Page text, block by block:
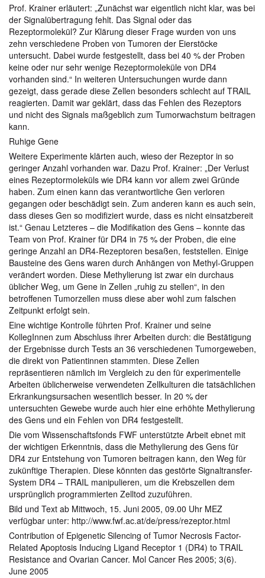
Prof. Krainer erläutert: „Zunächst war eigentlich nicht klar, was bei
der Signalübertragung fehlt. Das Signal oder das
Rezeptormolekül? Zur Klärung dieser Frage wurden von uns
zehn verschiedene Proben von Tumoren der Eierstöcke
untersucht. Dabei wurde festgestellt, dass bei 40 % der Proben
keine oder nur sehr wenige Rezeptormoleküle von DR4
vorhanden sind.“ In weiteren Untersuchungen wurde dann
gezeigt, dass gerade diese Zellen besonders schlecht auf TRAIL
reagierten. Damit war geklärt, dass das Fehlen des Rezeptors
und nicht des Signals maßgeblich zum Tumorwachstum beitragen
kann.
Ruhige Gene
Weitere Experimente klärten auch, wieso der Rezeptor in so
geringer Anzahl vorhanden war. Dazu Prof. Krainer: „Der Verlust
eines Rezeptormoleküls wie DR4 kann vor allem zwei Gründe
haben. Zum einen kann das verantwortliche Gen verloren
gegangen oder beschädigt sein. Zum anderen kann es auch sein,
dass dieses Gen so modifiziert wurde, dass es nicht einsatzbereit
ist.“ Genau Letzteres – die Modifikation des Gens – konnte das
Team von Prof. Krainer für DR4 in 75 % der Proben, die eine
geringe Anzahl an DR4-Rezeptoren besaßen, feststellen. Einige
Bausteine des Gens waren durch Anhängen von Methyl-Gruppen
verändert worden. Diese Methylierung ist zwar ein durchaus
üblicher Weg, um Gene in Zellen „ruhig zu stellen“, in den
betroffenen Tumorzellen muss diese aber wohl zum falschen
Zeitpunkt erfolgt sein.
Eine wichtige Kontrolle führten Prof. Krainer und seine
KollegInnen zum Abschluss ihrer Arbeiten durch: die Bestätigung
der Ergebnisse durch Tests an 36 verschiedenen Tumorgeweben,
die direkt von Patientinnen stammten. Diese Zellen
repräsentieren nämlich im Vergleich zu den für experimentelle
Arbeiten üblicherweise verwendeten Zellkulturen die tatsächlichen
Erkrankungsursachen wesentlich besser. In 20 % der
untersuchten Gewebe wurde auch hier eine erhöhte Methylierung
des Gens und ein Fehlen von DR4 festgestellt.
Die vom Wissenschaftsfonds FWF unterstützte Arbeit ebnet mit
der wichtigen Erkenntnis, dass die Methylierung des Gens für
DR4 zur Entstehung von Tumoren beitragen kann, den Weg für
zukünftige Therapien. Diese könnten das gestörte Signaltransfer-
System DR4 – TRAIL manipulieren, um die Krebszellen dem
ursprünglich programmierten Zelltod zuzuführen.
Bild und Text ab Mittwoch, 15. Juni 2005, 09.00 Uhr MEZ
verfügbar unter: http://www.fwf.ac.at/de/press/rezeptor.html
Contribution of Epigenetic Silencing of Tumor Necrosis Factor-
Related Apoptosis Inducing Ligand Receptor 1 (DR4) to TRAIL
Resistance and Ovarian Cancer. Mol Cancer Res 2005; 3(6).
June 2005